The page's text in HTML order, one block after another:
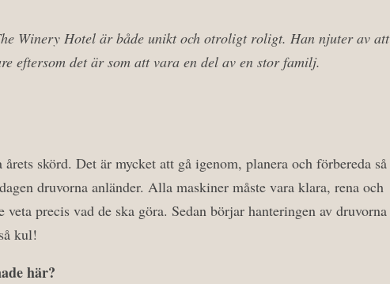
Winery Hotel är både unikt och otroligt roligt. Han njuter av att
eftersom det är som att vara en del av en stor familj.
skörd. Det är mycket att gå igenom, planera och förbereda så
druvorna anländer. Alla maskiner måste vara klara, rena och
veta precis vad de ska göra. Sedan börjar hanteringen av druvorna
kul!
här?